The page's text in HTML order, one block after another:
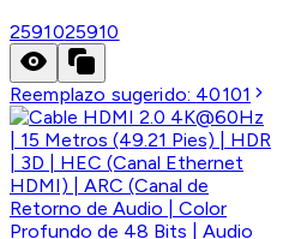
2591025910
Reemplazo sugerido: 40101